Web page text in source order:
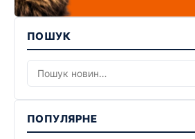
ПОШУК
ПОПУЛЯРНЕ